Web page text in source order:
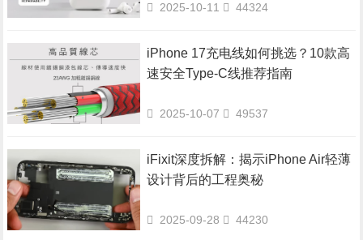
2025-10-11 44324
iPhone 17充电线如何挑选？10款高
速安全Type-C线推荐指南
2025-10-07 49537
iFixit深度拆解：揭示iPhone Air轻薄
设计背后的工程奥秘
2025-09-28 44230